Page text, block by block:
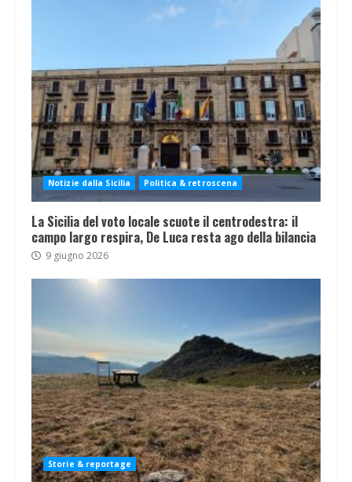
Notizie dalla Sicilia Politica & retroscena
La Sicilia del voto locale scuote il centrodestra: il
campo largo respira, De Luca resta ago della bilancia
9 giugno 2026
Storie & reportage